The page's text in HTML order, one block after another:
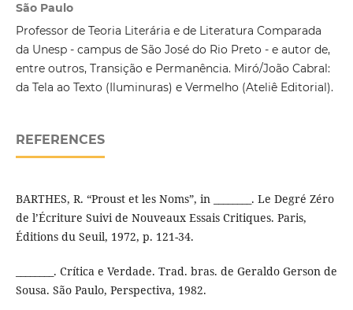
São Paulo
Professor de Teoria Literária e de Literatura Comparada
da Unesp - campus de São José do Rio Preto - e autor de,
entre outros, Transição e Permanência. Miró/João Cabral:
da Tela ao Texto (Iluminuras) e Vermelho (Ateliê Editorial).
REFERENCES
BARTHES, R. “Proust et les Noms”, in ________. Le Degré Zéro
de l’Écriture Suivi de Nouveaux Essais Critiques. Paris,
Éditions du Seuil, 1972, p. 121-34.
________. Crítica e Verdade. Trad. bras. de Geraldo Gerson de
Sousa. São Paulo, Perspectiva, 1982.